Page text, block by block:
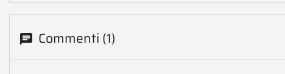
Commenti (1)